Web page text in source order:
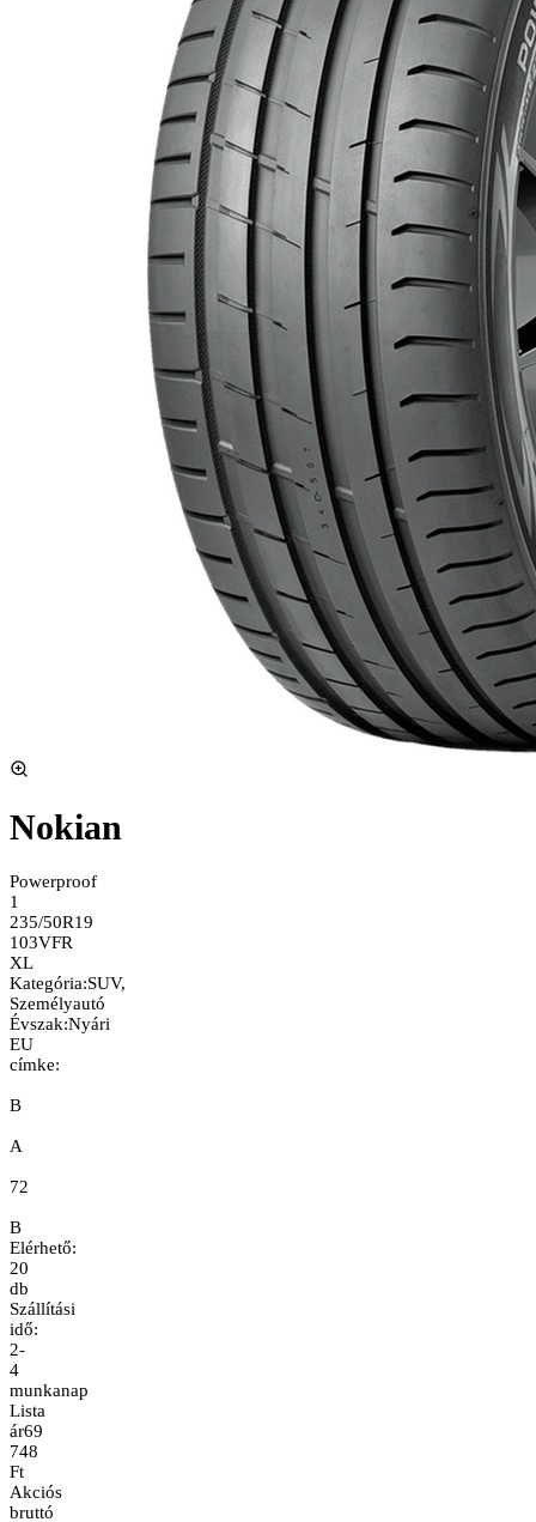
Nokian
Powerproof
1
235/50R19
103VFR
XL
Kategória:SUV,
Személyautó
Évszak:Nyári
EU
címke:
B
A
72
B
Elérhető:
20
db
Szállítási
idő:
2-
4
munkanap
Lista
ár69
748
Ft
Akciós
bruttó